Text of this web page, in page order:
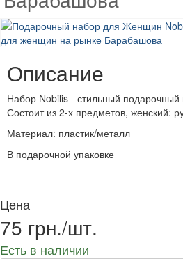
Описание
Набор Nobilis - стильный подарочный
Состоит из 2-х предметов, женский:
Материал: пластик/металл
В подарочной упаковке
Цена
75 грн./шт.
Есть в наличии